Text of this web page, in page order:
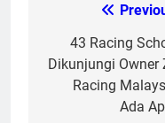
navigation
43 Racing
Dikunjungi Owner
Racing
Ada